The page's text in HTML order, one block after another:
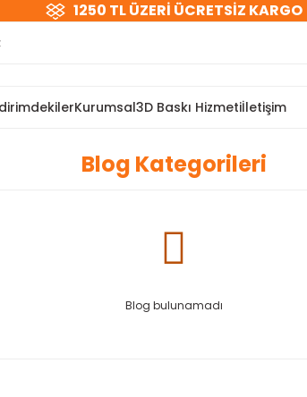
1250 TL ÜZERİ ÜCRETSİZ KARGO
Kurumsal3D Baskı Hizmetiİletişim
Blog Kategorileri
Blog bulunamadı